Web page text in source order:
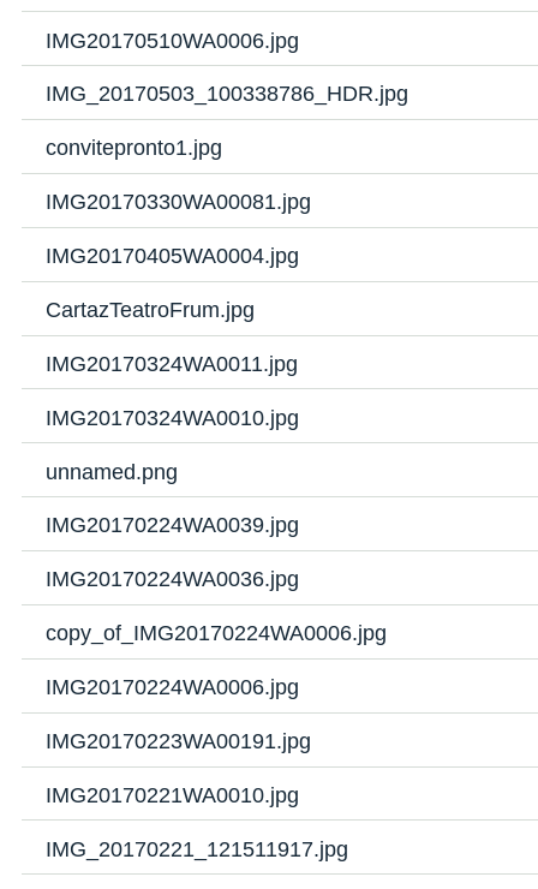
IMG20170510WA0006.jpg
IMG_20170503_100338786_HDR.jpg
convitepronto1.jpg
IMG20170330WA00081.jpg
IMG20170405WA0004.jpg
CartazTeatroFrum.jpg
IMG20170324WA0011.jpg
IMG20170324WA0010.jpg
unnamed.png
IMG20170224WA0039.jpg
IMG20170224WA0036.jpg
copy_of_IMG20170224WA0006.jpg
IMG20170224WA0006.jpg
IMG20170223WA00191.jpg
IMG20170221WA0010.jpg
IMG_20170221_121511917.jpg